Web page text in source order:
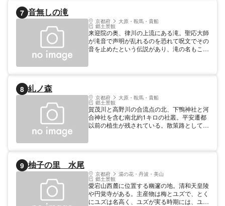
7 音無しの滝
京都府 大原・鞍馬・貴船
郷土景観
来迎院の奥、律川の上流にある滝。聖応大師
が滝音で声明が乱れるのを恐れて呪文でその
音を止めたという伝説があり、滝の名もこれ
8 糺ノ森
京都府 大原・鞍馬・貴船
郷土景観
賀茂川と高野川の合流点の北、下鴨神社と河
合神社を含む南北約1キロの社叢。平安遷都
以前の植生が残されている。散策路として市
9 柚子の里 水尾
京都府 湯の花・丹波・美山
郷土景観
愛宕山西麓に位置する幽邃の地。清和天皇陵
や円覚寺がある。主産物は梅とユズで、とく
にユズは名高く、ユズが実る時期には、ユズ